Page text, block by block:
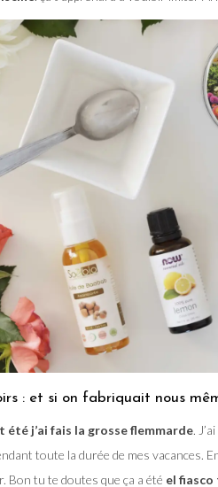
: et si on fabriquait nous
été j’ai fais la grosse flemmarde.
toute la durée de mes vacances.
Bon tu te doutes que ça a été el